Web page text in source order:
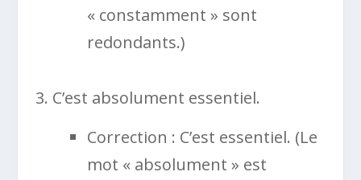
« constamment » sont
redondants.)
C’est absolument essentiel.
Correction : C’est essentiel. (Le
mot « absolument » est